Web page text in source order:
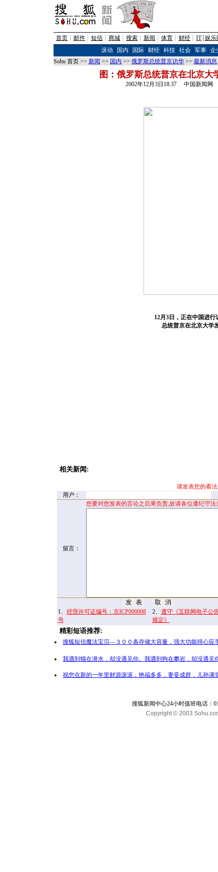
首页 ┊ 邮件 ┊ 短信 ┊ 商城 ┊ 搜索 ┊ 新闻 ┊ 体育 ┊ 财经 ┊ IT┊ 娱乐
滚动
国内 国际| 财经| 科技| 社会| 军事| 企
Sohu 首页 >> 新闻 >> 国内 >> 俄罗斯总统普京访华 >> 最新消息
图：俄罗斯总统普京在北京大
2002年12月3日18:37 中国新闻网
12月3日，正在中国进行
总统普京在北京大学
相关新闻:
请发表您的看
用户：
留言：
您要对您发表的言论之后果负责,故请各位遵纪守
1、 经营许可证编号：京ICP000008
号
2、 遵守《互联网电子公
规定》
精彩短语推荐:
搜狐短信魔法宝贝—３００条存储大容量，强大功能得心应
我遇到猫在潜水，却没遇见你。我遇到狗在攀岩，却没遇
祝您在新的一年里财源滚滚，艳福多多，妻妾成群，儿孙
搜狐新闻中心24小时值班电话：
Copyright © 2003